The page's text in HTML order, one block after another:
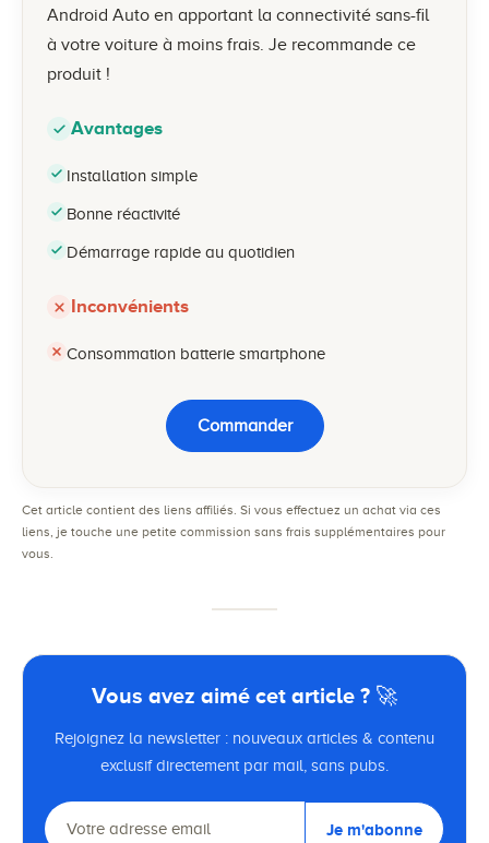
Android Auto en apportant la connectivité sans-fil
à votre voiture à moins frais. Je recommande ce
produit !
Avantages
Installation simple
Bonne réactivité
Démarrage rapide au quotidien
Inconvénients
Consommation batterie smartphone
Commander
Cet article contient des liens affiliés. Si vous effectuez un achat via ces
liens, je touche une petite commission sans frais supplémentaires pour
vous.
Vous avez aimé cet article ? 🚀
Rejoignez la newsletter : nouveaux articles & contenu
exclusif directement par mail, sans pubs.
Je m'abonne